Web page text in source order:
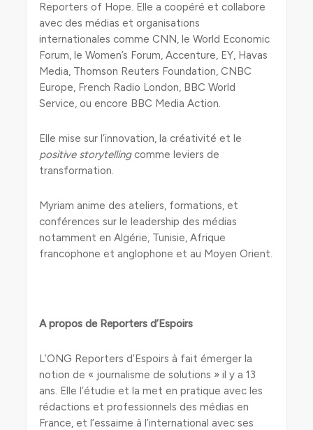
Reporters of Hope. Elle a coopéré et collabore
avec des médias et organisations
internationales comme CNN, le World Economic
Forum, le Women’s Forum, Accenture, EY, Havas
Media, Thomson Reuters Foundation, CNBC
Europe, French Radio London, BBC World
Service, ou encore BBC Media Action.
Elle mise sur l’innovation, la créativité et le
positive storytellingcomme leviers de
transformation.
Myriam anime des ateliers, formations, et
conférences sur le leadership des médias
notamment en Algérie, Tunisie, Afrique
francophone et anglophone et au Moyen Orient.
A propos de Reporters d’Espoirs
L’ONG Reporters d’Espoirs à fait émerger la
notion de « journalisme de solutions » il y a 13
ans. Elle l’étudie et la met en pratique avec les
rédactions et professionnels des médias en
France, et l’essaime à l’international avec ses